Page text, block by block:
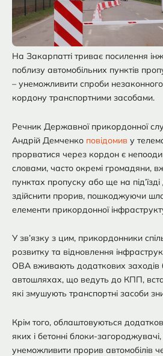
На Закарпатті триває посилення
поблизу автомобільних пунктів
– унеможливити спроби
кордону транспортними засобами.
Речник Державної прикордонної
Андрій Демченко повідомив у
прорватися через кордон є
словами, часто окремі громадяни,
пунктах пропуску або ще на
здійснити прорив, пошкоджуючи
елементи прикордонної
У зв’язку з цим, прикордонники
розвитку та відновлення
ОВА вживають додаткових заходів
автошляхах, що ведуть до КПП,
які змушують транспортні засоби
Крім того, облаштовуються
яких і бетонні блоки-
унеможливити прорив автомобілів